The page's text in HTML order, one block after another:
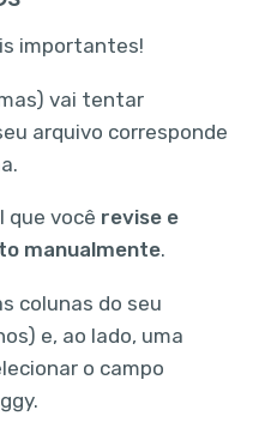
importantes!
vai tentar
arquivo corresponde
que você revise e
manualmente.
colunas do seu
e, ao lado, uma
o campo